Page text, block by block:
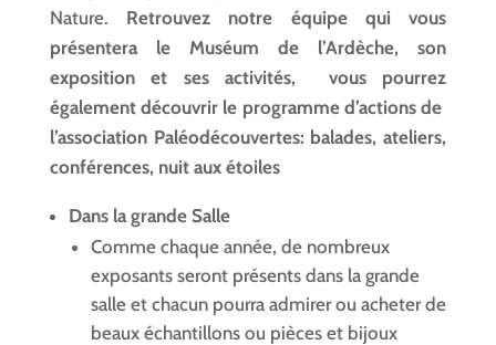
Nature. Retrouvez notre équipe qui vous
présentera le Muséum de l’Ardèche, son
exposition et ses activités, vous pourrez
également découvrir le programme d’actions de
l’association Paléodécouvertes: balades, ateliers,
conférences, nuit aux étoiles
Dans la grande Salle
Comme chaque année, de nombreux
exposants seront présents dans la grande
salle et chacun pourra admirer ou acheter de
beaux échantillons ou pièces et bijoux